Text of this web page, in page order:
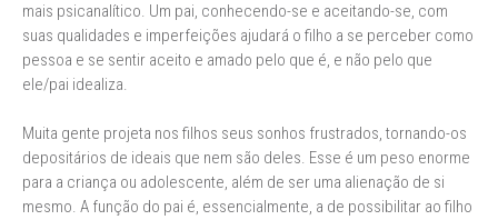
mais psicanalítico. Um pai, conhecendo-se e aceitando-se, com
suas qualidades e imperfeições ajudará o filho a se perceber como
pessoa e se sentir aceito e amado pelo que é, e não pelo que
ele/pai idealiza.
Muita gente projeta nos filhos seus sonhos frustrados, tornando-os
depositários de ideais que nem são deles. Esse é um peso enorme
para a criança ou adolescente, além de ser uma alienação de si
mesmo. A função do pai é, essencialmente, a de possibilitar ao filho